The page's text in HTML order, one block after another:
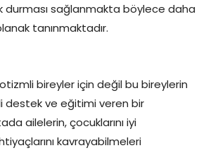
durması sağlanmakta böylece daha
tanınmaktadır.
bireyler için değil bu bireylerin
destek ve eğitimi veren bir
ailelerin, çocuklarını iyi
kavrayabilmeleri